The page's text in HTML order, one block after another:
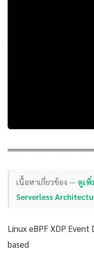
เนื้อหาเกี่ยวข้อง — ดูเพิ่
Serverless
Linux eBPF XDP
based